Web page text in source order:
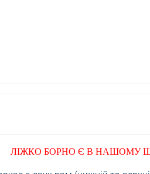
ЛІЖКО БОРНО Є В НАШОМУ